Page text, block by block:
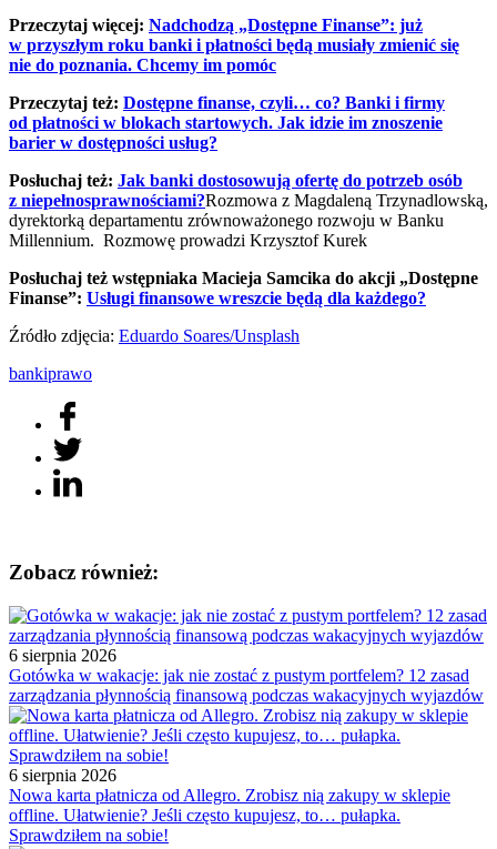
Przeczytaj więcej: Nadchodzą „Dostępne Finanse”: już
w przyszłym roku banki i płatności będą musiały zmienić się
nie do poznania. Chcemy im pomóc
Przeczytaj też: Dostępne finanse, czyli… co? Banki i firmy
od płatności w blokach startowych. Jak idzie im znoszenie
barier w dostępności usług?
Posłuchaj też: Jak banki dostosowują ofertę do potrzeb osób
z niepełnosprawnościami?Rozmowa z Magdaleną Trzynadlowską,
dyrektorką departamentu zrównoważonego rozwoju w Banku
Millennium. Rozmowę prowadzi Krzysztof Kurek
Posłuchaj też wstępniaka Macieja Samcika do akcji „Dostępne
Finanse”: Usługi finansowe wreszcie będą dla każdego?
Źródło zdjęcia: Eduardo Soares/Unsplash
bankiprawo
Zobacz również:
6 sierpnia 2026
Gotówka w wakacje: jak nie zostać z pustym portfelem? 12 zasad
zarządzania płynnością finansową podczas wakacyjnych wyjazdów
6 sierpnia 2026
Nowa karta płatnicza od Allegro. Zrobisz nią zakupy w sklepie
offline. Ułatwienie? Jeśli często kupujesz, to… pułapka.
Sprawdziłem na sobie!